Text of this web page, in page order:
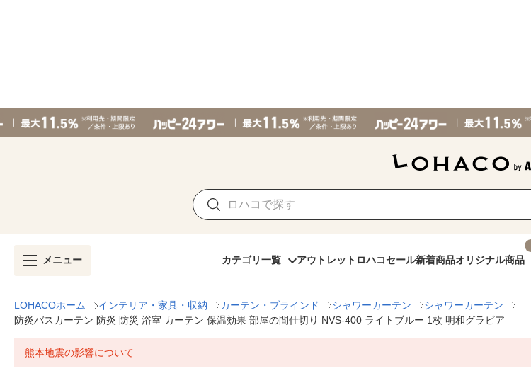
メニュー カテゴリ一覧 アウトレット ロハコセール新着商品オリジナル商品
LOHACOホーム インテリア・家具・収納 カーテン・ブラインド シャワーカーテン
シャワーカーテン
防炎バスカーテン 防炎 防災 浴室 カーテン 保温効果 部屋の間仕切り NVS-400 ライトブルー 1枚 明和グラビア
熊本地震の影響について